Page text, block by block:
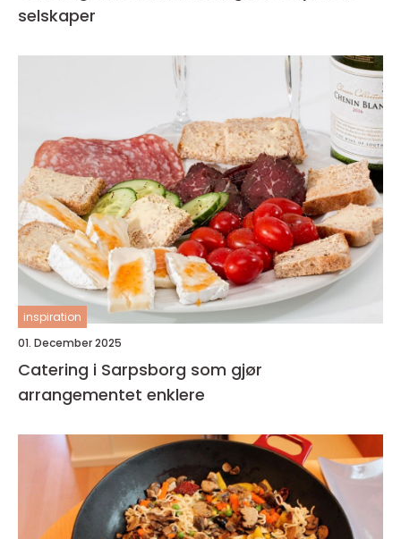
selskaper
inspiration
01. December 2025
Catering i Sarpsborg som gjør
arrangementet enklere